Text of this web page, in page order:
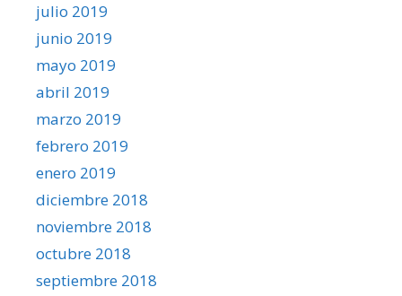
julio 2019
junio 2019
mayo 2019
abril 2019
marzo 2019
febrero 2019
enero 2019
diciembre 2018
noviembre 2018
octubre 2018
septiembre 2018